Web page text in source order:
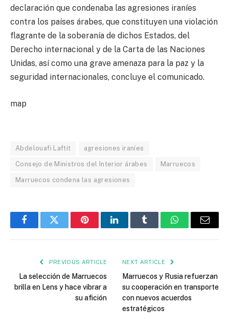
declaración que condenaba las agresiones iraníes
contra los países árabes, que constituyen una violación
flagrante de la soberanía de dichos Estados, del
Derecho internacional y de la Carta de las Naciones
Unidas, así como una grave amenaza para la paz y la
seguridad internacionales, concluye el comunicado.
map
Abdelouafi Laftit agresiones iraníes
Consejo de Ministros del Interior árabes Marruecos
Marruecos condena las agresiones
FacebookTwitter PinterestLinkedInTumblr WhatsAppEmail
PREVIOUS ARTICLE
La selección de Marruecos
brilla en Lens y hace vibrar a
su afición
NEXT ARTICLE
Marruecos y Rusia refuerzan
su cooperación en transporte
con nuevos acuerdos
estratégicos